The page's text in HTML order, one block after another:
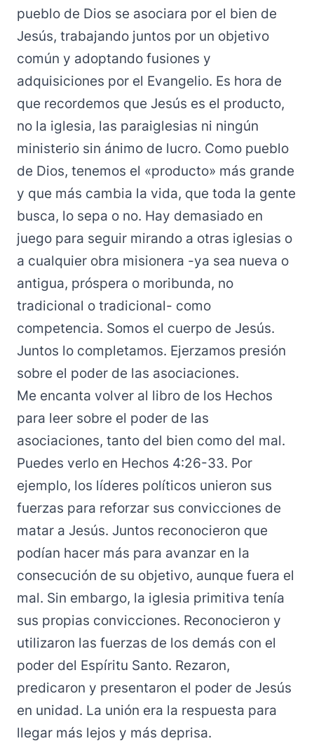
pueblo de Dios se asociara por el bien de
Jesús, trabajando juntos por un objetivo
común y adoptando fusiones y
adquisiciones por el Evangelio. Es hora de
que recordemos que Jesús es el producto,
no la iglesia, las paraiglesias ni ningún
ministerio sin ánimo de lucro. Como pueblo
de Dios, tenemos el «producto» más grande
y que más cambia la vida, que toda la gente
busca, lo sepa o no. Hay demasiado en
juego para seguir mirando a otras iglesias o
a cualquier obra misionera -ya sea nueva o
antigua, próspera o moribunda, no
tradicional o tradicional- como
competencia. Somos el cuerpo de Jesús.
Juntos lo completamos. Ejerzamos presión
sobre el poder de las asociaciones.
Me encanta volver al libro de los Hechos
para leer sobre el poder de las
asociaciones, tanto del bien como del mal.
Puedes verlo en Hechos 4:26-33. Por
ejemplo, los líderes políticos unieron sus
fuerzas para reforzar sus convicciones de
matar a Jesús. Juntos reconocieron que
podían hacer más para avanzar en la
consecución de su objetivo, aunque fuera el
mal. Sin embargo, la iglesia primitiva tenía
sus propias convicciones. Reconocieron y
utilizaron las fuerzas de los demás con el
poder del Espíritu Santo. Rezaron,
predicaron y presentaron el poder de Jesús
en unidad. La unión era la respuesta para
llegar más lejos y más deprisa.